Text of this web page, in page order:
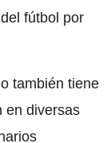
fútbol por
también tiene
en diversas